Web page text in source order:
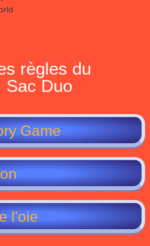
règles du
Sac Duo
Game
l'oie